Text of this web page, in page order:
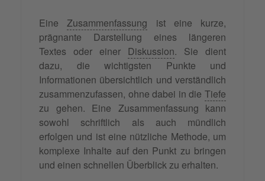
EineZusammenfassung ist eine kurze,
prägnante Darstellung eines längeren
Textes oder einer Diskussion. Sie dient
dazu, die wichtigsten Punkte und
Informationen übersichtlich und verständlich
zusammenzufassen, ohne dabei in die Tiefe
zu gehen. Eine Zusammenfassung kann
sowohl schriftlich als auch mündlich
erfolgen und ist eine nützliche Methode, um
komplexe Inhalte auf den Punkt zu bringen
und einen schnellen Überblick zu erhalten.